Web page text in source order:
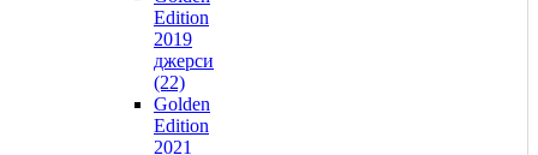
Edition
2019
джерси
(22)
Golden
Edition
2021